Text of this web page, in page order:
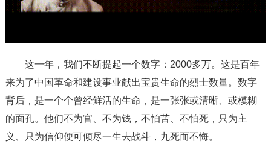
这一年，我们不断提起一个数字：2000多万。这是百年
来为了中国革命和建设事业献出宝贵生命的烈士数量。数字
背后，是一个个曾经鲜活的生命，是一张张或清晰、或模糊
的面孔。他们不为官、不为钱，不怕苦、不怕死，只为主
义、只为信仰便可倾尽一生去战斗，九死而不悔。